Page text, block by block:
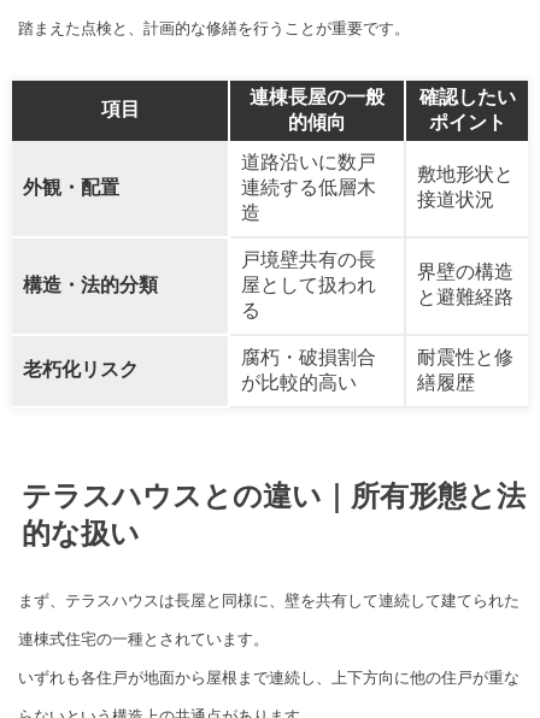
踏まえた点検と、計画的な修繕を行うことが重要です。
項目
連棟長屋の一般
的傾向
確認したい
ポイント
外観・配置
道路沿いに数戸
連続する低層木
造
敷地形状と
接道状況
構造・法的分類
戸境壁共有の長
屋として扱われ
る
界壁の構造
と避難経路
老朽化リスク
腐朽・破損割合
が比較的高い
耐震性と修
繕履歴
テラスハウスとの違い｜所有形態と法
的な扱い
まず、テラスハウスは長屋と同様に、壁を共有して連続して建てられた
連棟式住宅の一種とされています。
いずれも各住戸が地面から屋根まで連続し、上下方向に他の住戸が重な